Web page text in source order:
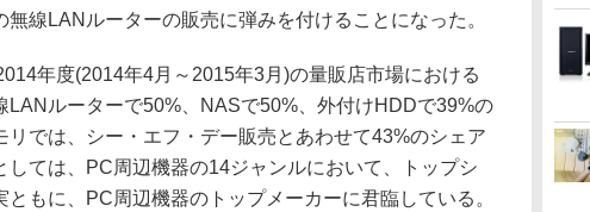
線LANルーターの販売に弾みを付けることになった。
年度(2014年4月～2015年3月)の量販店市場における
LANルーターで50%、NASで50%、外付けHDDで39%の
リでは、シー・エフ・デー販売とあわせて43%のシェア
しては、PC周辺機器の14ジャンルにおいて、トップシ
ともに、PC周辺機器のトップメーカーに君臨している。